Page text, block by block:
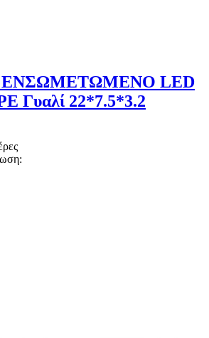
LED
Γυαλί 22*7.5*3.2